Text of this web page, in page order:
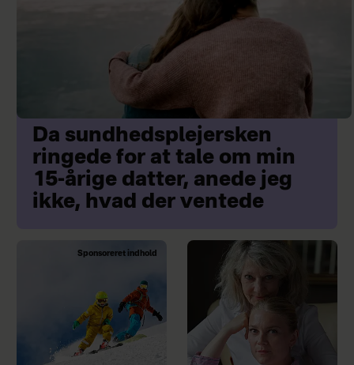
Da sundhedsplejersken
ringede for at tale om min
15-årige datter, anede jeg
ikke, hvad der ventede
Sponsoreret indhold